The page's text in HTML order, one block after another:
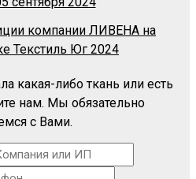
компании ЛИВЕНА на
Текстиль Юг 2024
какая-либо ткань или есть
нам. Мы обязательно
с Вами.